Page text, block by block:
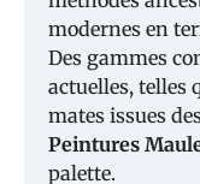
modernes en
Des gammes
actuelles, telles
mates issues
Peintures
palette.